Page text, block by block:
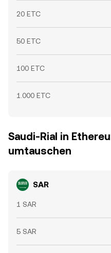
20 ETC
50 ETC
100 ETC
1.000 ETC
Saudi-Rial in
umtauschen
SAR
1 SAR
5 SAR